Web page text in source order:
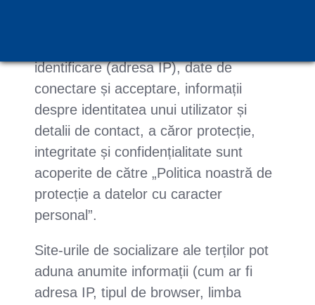
identificare (adresa IP), date de
conectare și acceptare, informații
despre identitatea unui utilizator și
detalii de contact, a căror protecție,
integritate și confidențialitate sunt
acoperite de către „Politica noastră de
protecție a datelor cu caracter
personal”.
Site-urile de socializare ale terților pot
aduna anumite informații (cum ar fi
adresa IP, tipul de browser, limba